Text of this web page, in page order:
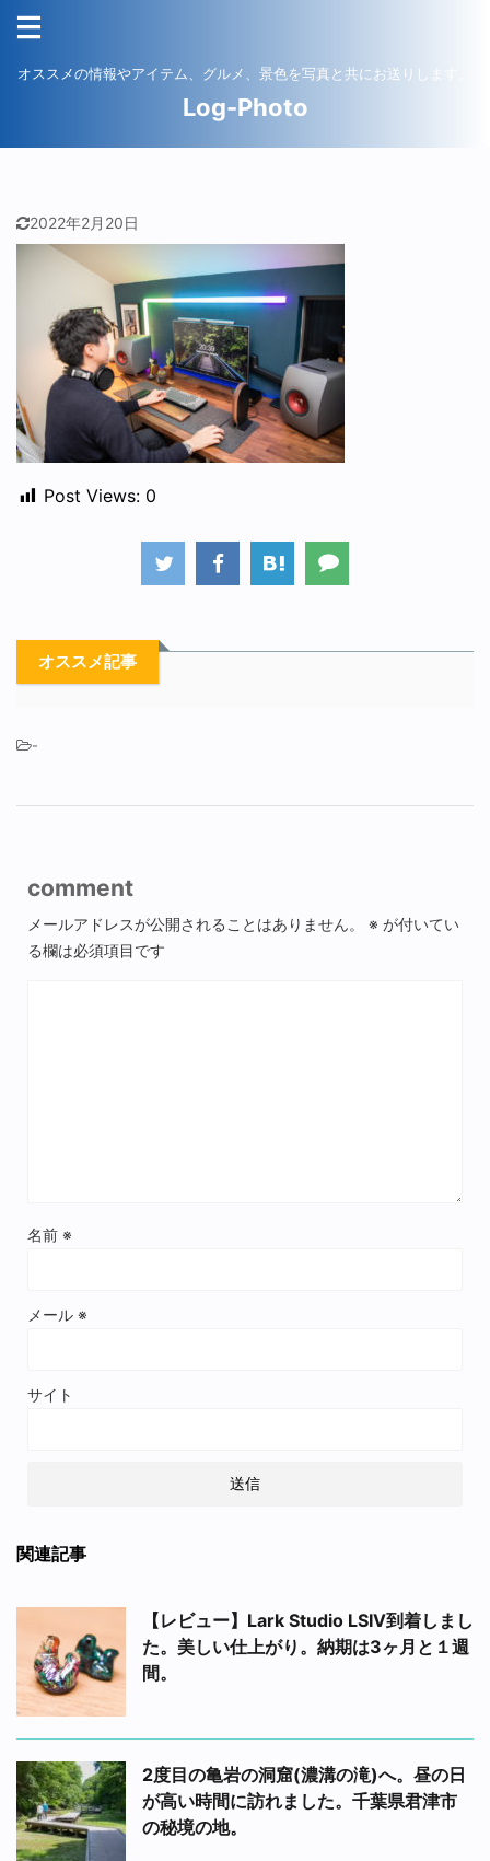
オススメの情報やアイテム、グルメ、景色を写真と共にお送りします。
Log-Photo
2022年2月20日
Post Views: 0
オススメ記事
-
comment
メールアドレスが公開されることはありません。 ※ が付いてい
る欄は必須項目です
名前 ※
メール ※
サイト
関連記事
【レビュー】Lark Studio LSIV到着しまし
た。美しい仕上がり。納期は3ヶ月と１週
間。
2度目の亀岩の洞窟(濃溝の滝)へ。昼の日
が高い時間に訪れました。千葉県君津市
の秘境の地。